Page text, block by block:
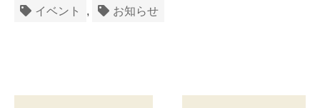
イベント , お知らせ